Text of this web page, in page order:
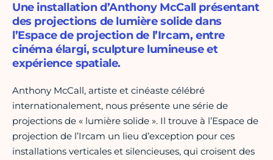
Une installation d’Anthony McCall présentant
des projections de lumière solide dans
l’Espace de projection de l’Ircam, entre
cinéma élargi, sculpture lumineuse et
expérience spatiale.
Anthony McCall, artiste et cinéaste célébré
internationalement, nous présente une série de
projections de « lumière solide ». Il trouve à l’Espace de
projection de l’Ircam un lieu d’exception pour ces
installations verticales et silencieuses, qui croisent des